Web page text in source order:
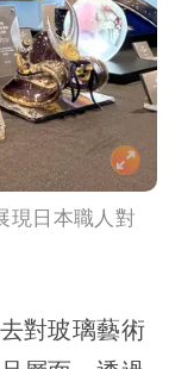
現日本職人對
對玻璃藝術